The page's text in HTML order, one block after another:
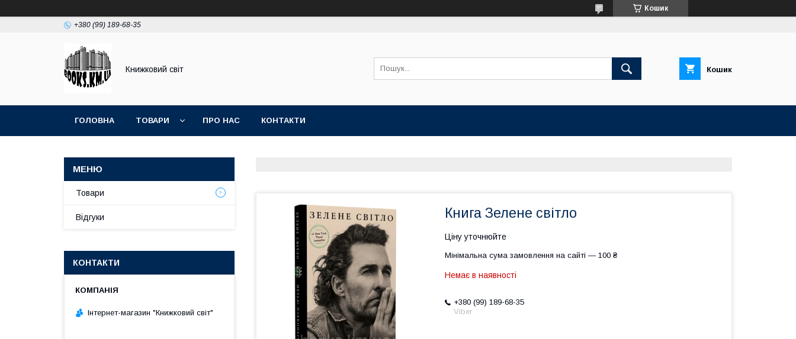
Кошик
+380 (99) 189-68-35
Книжковий світ Кошик
ГОЛОВНА ТОВАРИ ПРО НАС КОНТАКТИ
Книга Зелене світло
Ціну уточнюйте
Мінімальна сума замовлення на сайті — 100 ₴
Немає в наявності
+380 (99) 189-68-35
Viber
Товари
Відгуки
КОНТАКТИ
Інтернет-магазин "Книжковий світ"